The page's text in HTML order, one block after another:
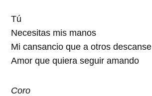
Tú
Necesitas mis manos
Mi cansancio que a otros descanse
Amor que quiera seguir amando
Coro